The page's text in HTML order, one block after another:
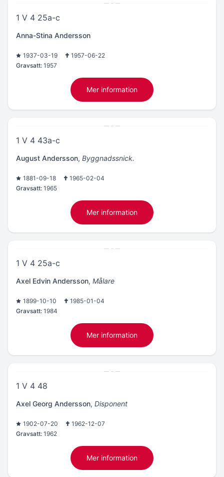
1 V 4 25a-c
Anna-Stina Andersson
1937-03-19
1957-06-22
Gravsatt: 1957
Mer information
1 V 4 43a-c
August Andersson, Byggnadssnick.
1881-09-18
1965-02-04
Gravsatt: 1965
Mer information
1 V 4 25a-c
Axel Edvin Andersson, Målare
1899-10-10
1985-01-04
Gravsatt: 1984
Mer information
1 V 4 48
Axel Georg Andersson, Disponent
1902-07-20
1962-12-07
Gravsatt: 1962
Mer information